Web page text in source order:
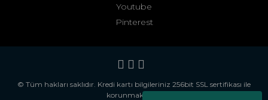
Youtube
Pinterest
© Tüm hakları saklıdır. Kredi kartı bilgileriniz 256bit SSL sertifikası ile
korunmaktadır.